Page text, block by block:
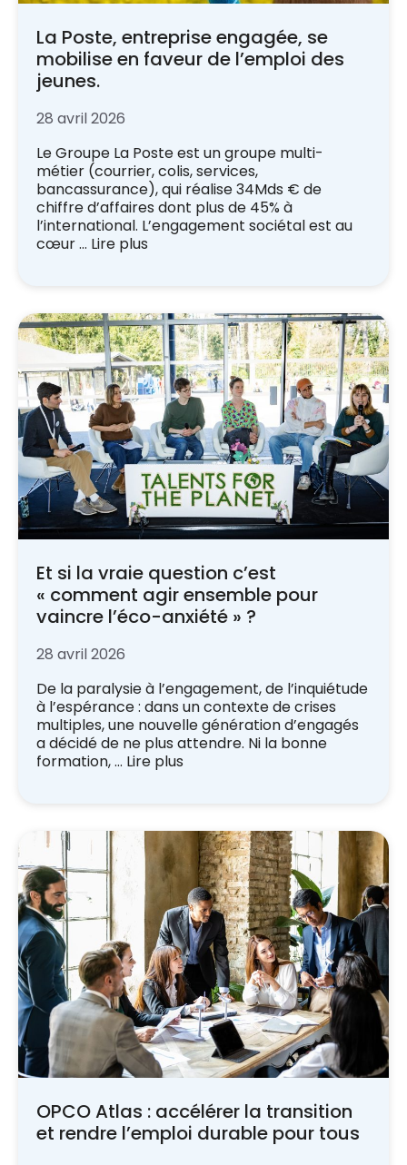
La Poste, entreprise engagée, se
mobilise en faveur de l’emploi des
jeunes.
28 avril 2026
Le Groupe La Poste est un groupe multi-
métier (courrier, colis, services,
bancassurance), qui réalise 34Mds € de
chiffre d’affaires dont plus de 45% à
l’international. L’engagement sociétal est au
cœur … Lire plus
Et si la vraie question c’est
« comment agir ensemble pour
vaincre l’éco-anxiété » ?
28 avril 2026
De la paralysie à l’engagement, de l’inquiétude
à l’espérance : dans un contexte de crises
multiples, une nouvelle génération d’engagés
a décidé de ne plus attendre. Ni la bonne
formation, … Lire plus
OPCO Atlas : accélérer la transition
et rendre l’emploi durable pour tous